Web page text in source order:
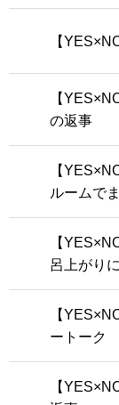
【
【
の返事
【
ルームで
【
呂上がり
【
ートーク
【